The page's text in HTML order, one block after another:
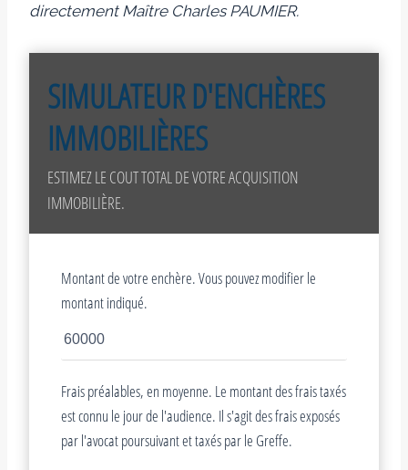
directement Maître Charles PAUMIER.
SIMULATEUR D'ENCHÈRES
IMMOBILIÈRES
ESTIMEZ LE COUT TOTAL DE VOTRE ACQUISITION
IMMOBILIÈRE.
Montant de votre enchère. Vous pouvez modifier le
montant indiqué.
Frais préalables, en moyenne. Le montant des frais taxés
est connu le jour de l'audience. Il s'agit des frais exposés
par l'avocat poursuivant et taxés par le Greffe.